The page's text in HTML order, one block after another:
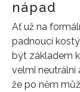
nápad
Ať už na
padnoucí
být základem
velmi neutrální
že po něm